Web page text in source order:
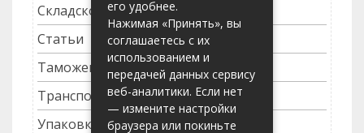
Складское хозяйство
Статьи
Таможенное оформление
Транспортные услуги
Упаковка грузов
его удобнее.
Нажимая «Принять», вы
соглашаетесь с их
использованием и
передачей данных сервису
веб-аналитики. Если нет
— измените настройки
браузера или покиньте